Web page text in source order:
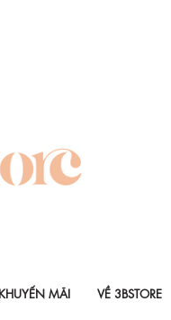
KHUYẾN MÃI VỀ 3BSTORE